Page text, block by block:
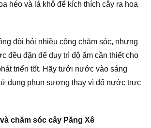
héo và lá khô để kích thích cây ra hoa
đòi hỏi nhiều công chăm sóc, nhưng
đều đặn để duy trì độ ẩm cần thiết cho
triển tốt. Hãy tưới nước vào sáng
dụng phun sương thay vì đổ nước trực
chăm sóc cây Păng Xê